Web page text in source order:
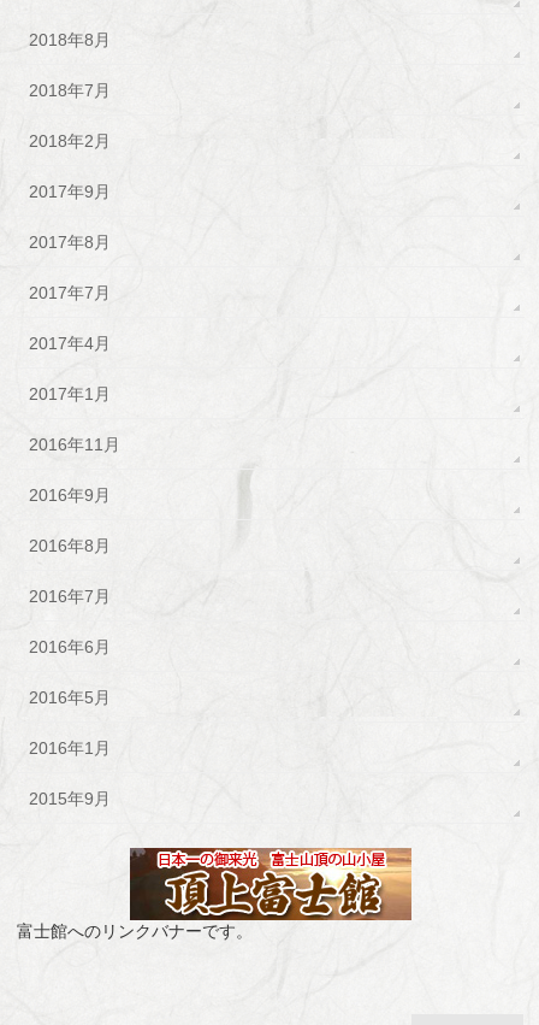
2018年8月
2018年7月
2018年2月
2017年9月
2017年8月
2017年7月
2017年4月
2017年1月
2016年11月
2016年9月
2016年8月
2016年7月
2016年6月
2016年5月
2016年1月
2015年9月
富士館へのリンクバナーです。